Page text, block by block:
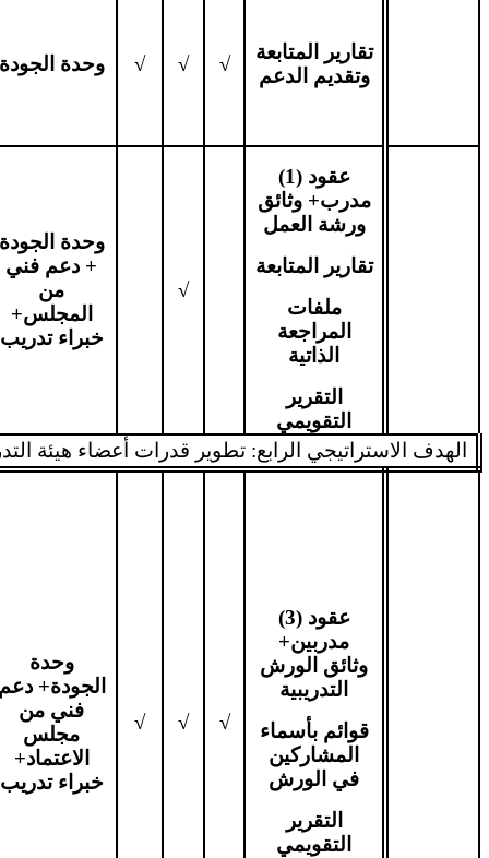
تقارير المتابعة
وتقديم الدعم
√
√
√ وحدة
عقود (1)
مدرب+ وثائق
ورشة العمل
تقارير المتابعة
ملفات
المراجعة
الذاتية
التقرير
التقويمي
√
وحدة
+ دعم فني
من
المجلس+
خبراء تدريب
الهدف الاستراتيجي الرابع: تطوير قدرات أعضاء هيئة
عقود (3)
مدربين+
وثائق الورش
التدريبية
قوائم بأسماء
المشاركين
في الورش
التقرير
التقويمي
√
√
√
وحدة
الجودة+
فني من
مجلس
الاعتماد+
خبراء تدريب